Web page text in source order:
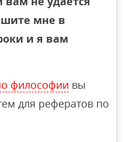
мне в
и я вам
философии вы
для рефератов по